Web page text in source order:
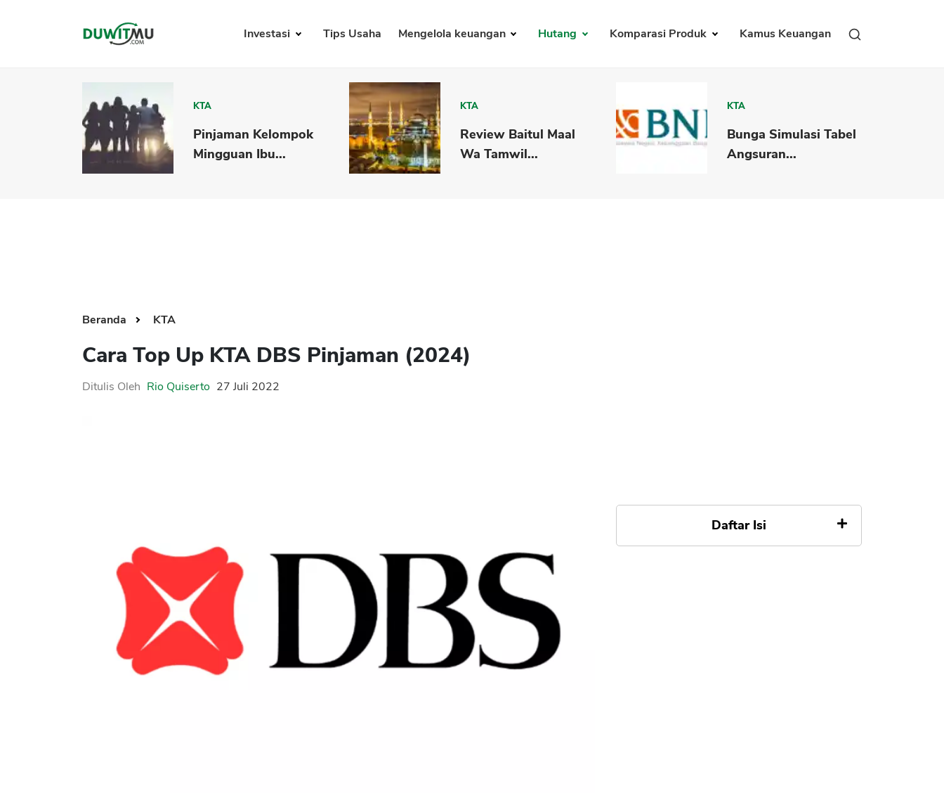
Investasi Tips Usaha Mengelola keuangan Hutang Komparasi Produk Kamus Keuangan
KTA
Pinjaman Kelompok
Mingguan Ibu...
KTA
Review Baitul Maal
Wa Tamwil...
KTA
Bunga Simulasi Tabel
Angsuran...
Beranda KTA
Cara Top Up KTA DBS Pinjaman (2024)
Ditulis Oleh Rio Quiserto 27 Juli 2022
Daftar Isi